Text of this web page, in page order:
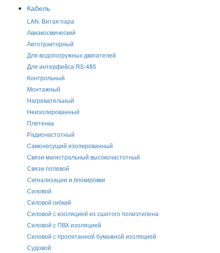
Кабель
LAN. Витая пара
Авиакосмический
Автотракторный
Для водопогружных двигателей
Для интерфейса RS-485
Контрольный
Монтажный
Нагревательный
Неизолированный
Плетенка
Радиочастотный
Самонесущий изолированный
Связи магистральный высокочастотный
Связи полевой
Сигнализации и блокировки
Силовой
Силовой гибкий
Силовой с изоляцией из сшитого полиэтилена
Силовой с ПВХ изоляцией
Силовой с пропитанной бумажной изоляцией
Судовой